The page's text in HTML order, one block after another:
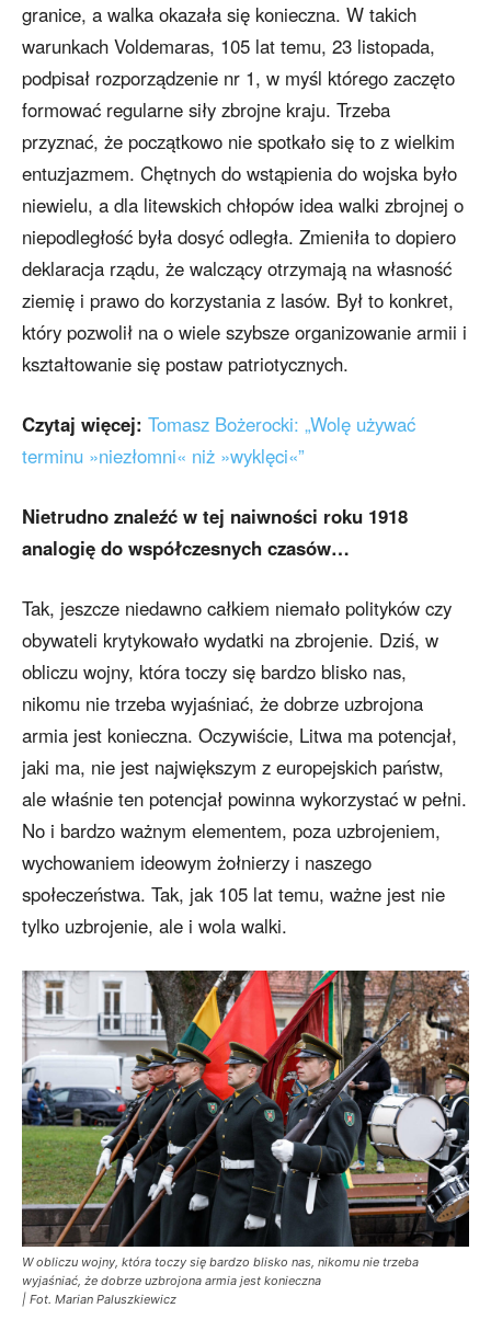
granice, a walka okazała się konieczna. W takich
warunkach Voldemaras, 105 lat temu, 23 listopada,
podpisał rozporządzenie nr 1, w myśl którego zaczęto
formować regularne siły zbrojne kraju. Trzeba
przyznać, że początkowo nie spotkało się to z wielkim
entuzjazmem. Chętnych do wstąpienia do wojska było
niewielu, a dla litewskich chłopów idea walki zbrojnej o
niepodległość była dosyć odległa. Zmieniła to dopiero
deklaracja rządu, że walczący otrzymają na własność
ziemię i prawo do korzystania z lasów. Był to konkret,
który pozwolił na o wiele szybsze organizowanie armii i
kształtowanie się postaw patriotycznych.
Czytaj więcej: Tomasz Bożerocki: „Wolę używać
terminu »niezłomni« niż »wyklęci«”
Nietrudno znaleźć w tej naiwności roku 1918
analogię do współczesnych czasów…
Tak, jeszcze niedawno całkiem niemało polityków czy
obywateli krytykowało wydatki na zbrojenie. Dziś, w
obliczu wojny, która toczy się bardzo blisko nas,
nikomu nie trzeba wyjaśniać, że dobrze uzbrojona
armia jest konieczna. Oczywiście, Litwa ma potencjał,
jaki ma, nie jest największym z europejskich państw,
ale właśnie ten potencjał powinna wykorzystać w pełni.
No i bardzo ważnym elementem, poza uzbrojeniem,
wychowaniem ideowym żołnierzy i naszego
społeczeństwa. Tak, jak 105 lat temu, ważne jest nie
tylko uzbrojenie, ale i wola walki.
W obliczu wojny, która toczy się bardzo blisko nas, nikomu nie trzeba
wyjaśniać, że dobrze uzbrojona armia jest konieczna
| Fot. Marian Paluszkiewicz